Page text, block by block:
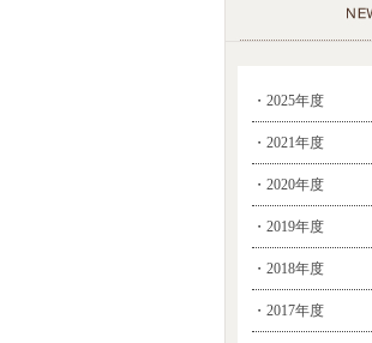
・2025年度
・2021年度
・2020年度
・2019年度
・2018年度
・2017年度